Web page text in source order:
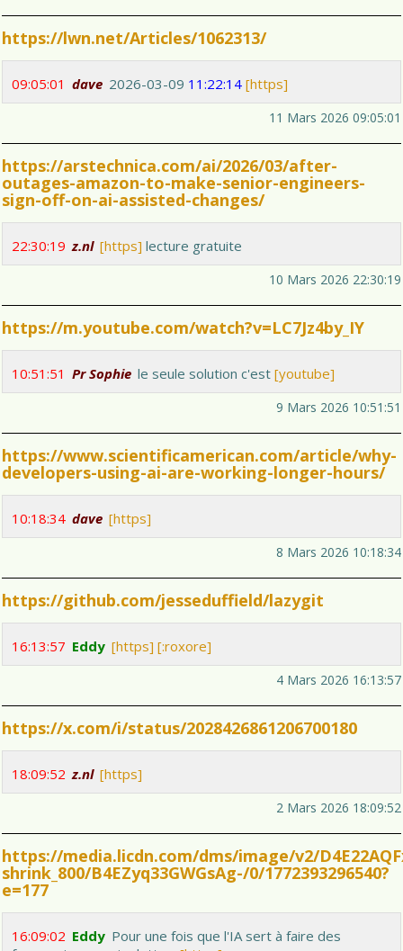
https://lwn.net/Articles/1062313/
09:05:01 dave 2026-03-09 11:22:14 [https]
11 Mars 2026 09:05:01
https://arstechnica.com/ai/2026/03/after-
outages-amazon-to-make-senior-engineers-
sign-off-on-ai-assisted-changes/
22:30:19 z.nl [https] lecture gratuite
10 Mars 2026 22:30:19
https://m.youtube.com/watch?v=LC7Jz4by_IY
10:51:51 Pr Sophie le seule solution c'est [youtube]
9 Mars 2026 10:51:51
https://www.scientificamerican.com/article/why-
developers-using-ai-are-working-longer-hours/
10:18:34 dave [https]
8 Mars 2026 10:18:34
https://github.com/jesseduffield/lazygit
16:13:57 Eddy [https] [:roxore]
4 Mars 2026 16:13:57
https://x.com/i/status/2028426861206700180
18:09:52 z.nl [https]
2 Mars 2026 18:09:52
https://media.licdn.com/dms/image/v2/
shrink_800/B4EZyq33GWGsAg-/0/1772393296540?
e=177
16:09:02 Eddy Pour une fois que l'IA sert à faire des